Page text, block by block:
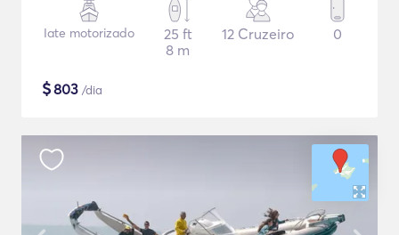
Iate motorizado
25 ft
8 m
12 Cruzeiro 0
$803 /dia